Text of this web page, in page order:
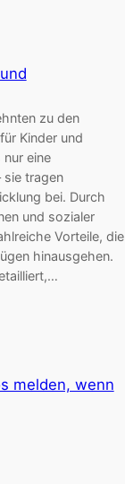
zu den
Kinder und
nur eine
sie tragen
bei. Durch
und sozialer
Vorteile, die
hinausgehen.